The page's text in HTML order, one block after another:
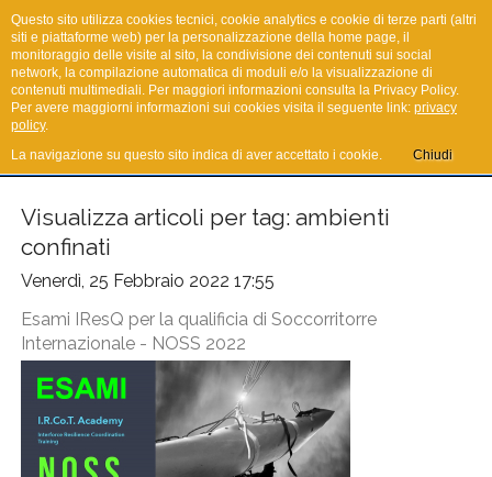
I.R.Co.T.
Visualizza articoli per tag: ambienti
confinati
Venerdì, 25 Febbraio 2022 17:55
Esami IResQ per la qualificia di Soccorritorre
Internazionale - NOSS 2022
Questo sito utilizza cookies tecnici, cookie analytics e cookie di terze parti (altri
siti e piattaforme web) per la personalizzazione della home page, il
monitoraggio delle visite al sito, la condivisione dei contenuti sui social
network, la compilazione automatica di moduli e/o la visualizzazione di
contenuti multimediali. Per maggiori informazioni consulta la Privacy Policy.
Per avere maggiorni informazioni sui cookies visita il seguente link: privacy
policy.
La navigazione su questo sito indica di aver accettato i cookie.
Chiudi